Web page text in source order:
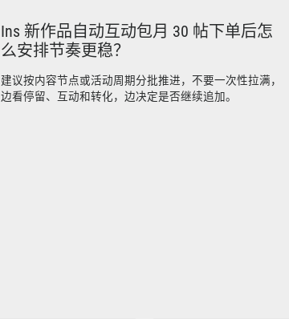
Ins 新作品自动互动包月 30 帖下单后怎
么安排节奏更稳？
建议按内容节点或活动周期分批推进，不要一次性拉满，
边看停留、互动和转化，边决定是否继续追加。